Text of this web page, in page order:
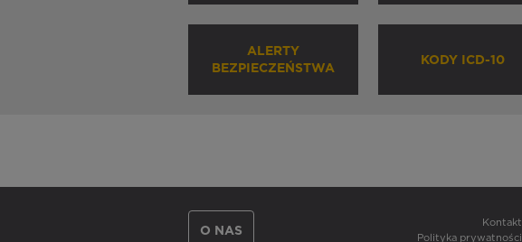
ALERTY
BEZPIECZEŃSTWA
KODY ICD-10
O NAS
Kontakt
Polityka prywatności